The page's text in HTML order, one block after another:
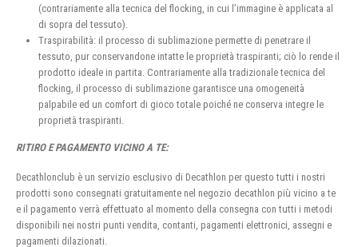
(contrariamente alla tecnica del flocking, in cui l’immagine è applicata al
di sopra del tessuto).
Traspirabilità: il processo di sublimazione permette di penetrare il
tessuto, pur conservandone intatte le proprietà traspiranti; ciò lo rende il
prodotto ideale in partita. Contrariamente alla tradizionale tecnica del
flocking, il processo di sublimazione garantisce una omogeneità
palpabile ed un comfort di gioco totale poiché ne conserva integre le
proprietà traspiranti.
RITIRO E PAGAMENTO VICINO A TE:
Decathlonclub è un servizio esclusivo di Decathlon per questo tutti i nostri
prodotti sono consegnati gratuitamente nel negozio decathlon più vicino a te
e il pagamento verrà effettuato al momento della consegna con tutti i metodi
disponibili nei nostri punti vendita, contanti, pagamenti elettronici, assegni e
pagamenti dilazionati.